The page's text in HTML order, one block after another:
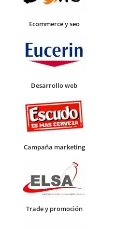
Ecommerce y seo
Desarrollo web
Campaña marketing
Trade y promoción